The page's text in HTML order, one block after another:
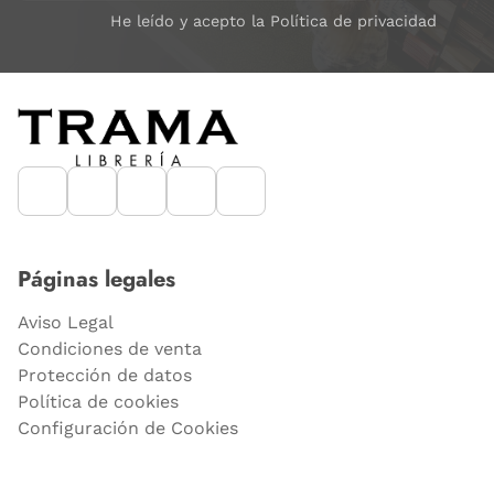
He leído y acepto la Política de privacidad
Páginas legales
Aviso Legal
Condiciones de venta
Protección de datos
Política de cookies
Configuración de Cookies